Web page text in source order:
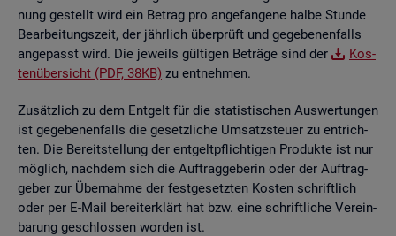
nung ge­stellt wird ein Be­trag pro an­ge­fan­ge­ne halbe Stun­de
Be­ar­bei­tungs­zeit, der jähr­lich über­prüft und ge­ge­be­nen­falls
an­ge­passt wird. Die je­weils gül­ti­gen Be­trä­ge sind der
Kos­
ten­über­sicht (PDF, 38KB) zu ent­neh­men.
Zu­sätz­lich zu dem Ent­gelt für die sta­tis­ti­schen Aus­wer­tun­gen
ist ge­ge­be­nen­falls die ge­setz­li­che Um­satz­steu­er zu ent­rich­
ten. Die Be­reit­stel­lung der ent­gelt­pflich­ti­gen Pro­duk­te ist nur
mög­lich, nach­dem sich die Auf­trag­ge­be­rin oder der Auf­trag­
ge­ber zur Über­nah­me der fest­ge­setz­ten Kos­ten schrift­lich
oder per E-Mail be­reit­er­klärt hat bzw. eine schrift­li­che Ver­ein­
ba­rung ge­schlos­sen wor­den ist.